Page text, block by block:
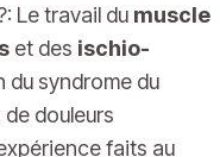
Le travail du muscle
et des ischio-
du syndrome du
douleurs
faits au